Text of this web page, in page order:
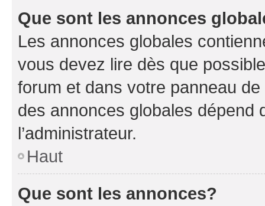
Que sont les annonces
Les annonces globales
vous devez lire dès que
forum et dans votre panneau
des annonces globales dépend
l’administrateur.
Haut
Que sont les annonces?